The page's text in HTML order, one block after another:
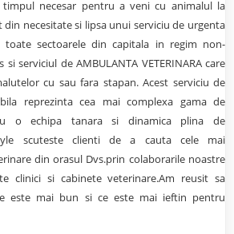
timpul necesar pentru a veni cu animalul la
din necesitate si lipsa unui serviciu de urgenta
sectoarele din capitala in regim non-
serviciul de AMBULANTA VETERINARA care
cu sau fara stapan. Acest serviciu de
reprezinta cea mai complexa gama de
o echipa tanara si dinamica plina de
scuteste clienti de a cauta cele mai
din orasul Dvs.prin colaborarile noastre
clinici si cabinete veterinare.Am reusit sa
este mai bun si ce este mai ieftin pentru